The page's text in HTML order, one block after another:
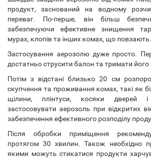
продукт, заснований на водному
переваг. По-перше, він більш
забезпечуючи ефективне знищення
мурах, клопів та інших комах, що повзають.
Застосування аерозолю дуже просто.
достатньо струсити балон та тримати
Потім з відстані близько 20 см
скупчення та проживання комах, такі як
щілини, плінтуси, косяки дверей
застосовувати аерозоль при відкритих
забезпечення ефективного розподілу
Після обробки приміщення
протягом 30 хвилин. Також необхідно
якими можуть стикатися продукти